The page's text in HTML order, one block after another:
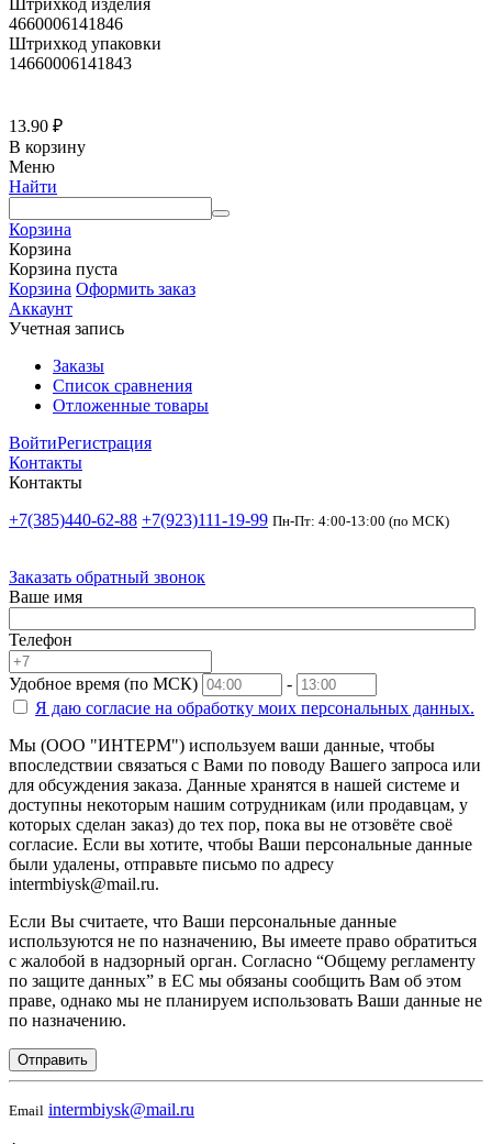
Штрихкод изделия
4660006141846
Штрихкод упаковки
14660006141843
13.90 ₽
В корзину
Меню
Найти
Корзина
Корзина
Корзина пуста
Корзина Оформить заказ
Аккаунт
Учетная запись
Заказы
Список сравнения
Отложенные товары
ВойтиРегистрация
Контакты
Контакты
+7(385)440-62-88 +7(923)111-19-99 Пн-Пт: 4:00-13:00 (по МСК)
Заказать обратный звонок
Ваше имя
Телефон
Удобное время (по МСК)
-
Я даю согласие на обработку моих персональных данных.
Мы (ООО "ИНТЕРМ") используем ваши данные, чтобы
впоследствии связаться с Вами по поводу Вашего запроса или
для обсуждения заказа. Данные хранятся в нашей системе и
доступны некоторым нашим сотрудникам (или продавцам, у
которых сделан заказ) до тех пор, пока вы не отзовёте своё
согласие. Если вы хотите, чтобы Ваши персональные данные
были удалены, отправьте письмо по адресу
intermbiysk@mail.ru.
Если Вы считаете, что Ваши персональные данные
используются не по назначению, Вы имеете право обратиться
с жалобой в надзорный орган. Согласно “Общему регламенту
по защите данных” в ЕС мы обязаны сообщить Вам об этом
праве, однако мы не планируем использовать Ваши данные не
по назначению.
Отправить
Email intermbiysk@mail.ru